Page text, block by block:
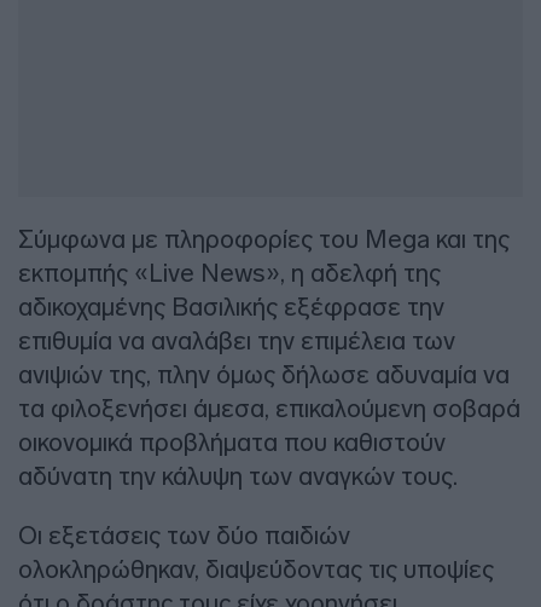
Σύμφωνα με πληροφορίες του Mega και της
εκπομπής «Live News», η αδελφή της
αδικοχαμένης Βασιλικής εξέφρασε την
επιθυμία να αναλάβει την επιμέλεια των
ανιψιών της, πλην όμως δήλωσε αδυναμία να
τα φιλοξενήσει άμεσα, επικαλούμενη σοβαρά
οικονομικά προβλήματα που καθιστούν
αδύνατη την κάλυψη των αναγκών τους.
Οι εξετάσεις των δύο παιδιών
ολοκληρώθηκαν, διαψεύδοντας τις υποψίες